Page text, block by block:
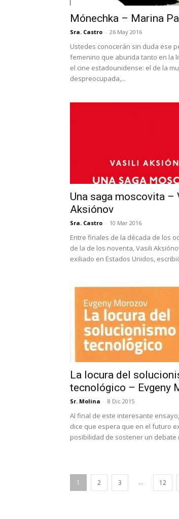
Mónechka – Marina
Sra. Castro - 26 May 2016
Ustedes conocerán sin duda ese
femenino que abunda tanto en la
el cine estadounidense: el de la
despreocupada,...
Una saga moscovita –
Aksiónov
Sra. Castro - 10 Mar 2016
Entre finales de la década de los
de la de los noventa, Vasili
exiliado en Estados Unidos,
La locura del
tecnológico – Evgeny
Sr. Molina - 8 Dic 2015
Al final de este interesante
dice que espera que en el futuro
posibilidad de sostener un debate
1 2 3 ... 12